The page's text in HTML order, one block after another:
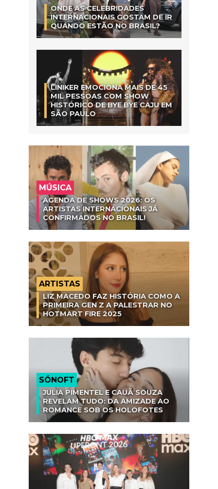
ONDE AS CELEBRIDADES
INTERNACIONAIS GOSTAM DE IR
QUANDO ESTÃO NO BRASIL?
LINIKER EMOCIONA MAIS DE 45
MIL PESSOAS COM SHOW
HISTÓRICO DE BYE BYE CAJU EM
SÃO PAULO
MÚSICA
AGENDA DE SHOWS 2026: OS
ARTISTAS INTERNACIONAIS JÁ
CONFIRMADOS NO BRASIL!
ARTISTAS
LIZ MACEDO FAZ HISTÓRIA COMO A
PRIMEIRA GEN Z A PALESTRAR NO
HOTMART FIRE 2025
SÓNOFT
JULIA PIMENTEL E CAUÃ SOUZA
REVELAM TUDO: DA AMIZADE AO
ROMANCE SOB OS HOLOFOTES